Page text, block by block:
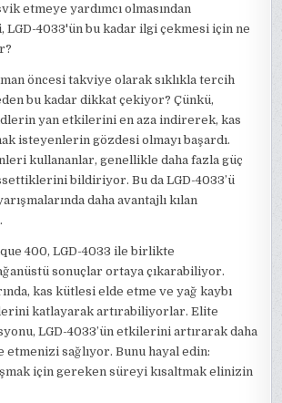
etmeye yardımcı olmasından
LGD-4033'ün bu kadar ilgi çekmesi için ne
öncesi takviye olarak sıklıkla tercih
bu kadar dikkat çekiyor? Çünkü,
yan etkilerini en aza indirerek, kas
isteyenlerin gözdesi olmayı başardı.
kullananlar, genellikle daha fazla güç
bildiriyor. Bu da LGD-4033’ü
daha avantajlı kılan
400, LGD-4033 ile birlikte
sonuçlar ortaya çıkarabiliyor.
kas kütlesi elde etme ve yağ kaybı
katlayarak artırabiliyorlar. Elite
LGD-4033’ün etkilerini artırarak daha
etmenizi sağlıyor. Bunu hayal edin:
için gereken süreyi kısaltmak elinizin